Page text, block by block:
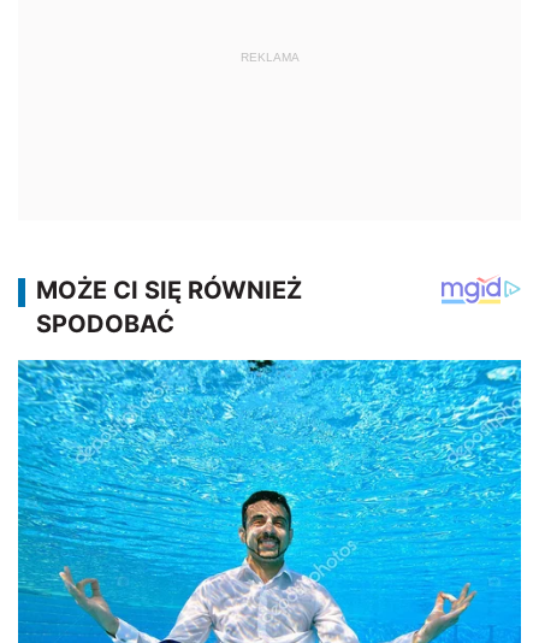
REKLAMA